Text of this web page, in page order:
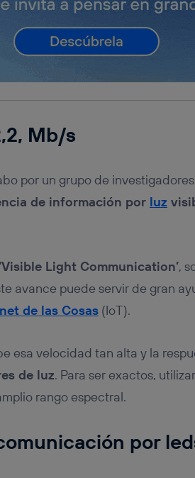
Mb/s
por un grupo de
de información por luz
‘Visible Light Communication’,
avance puede servir de gran
de las Cosas(IoT).
esa velocidad tan alta y la
de luz. Para ser exactos,
rango espectral.
por